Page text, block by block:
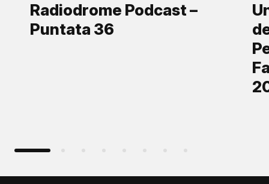
Radiodrome Podcast –
Puntata 36